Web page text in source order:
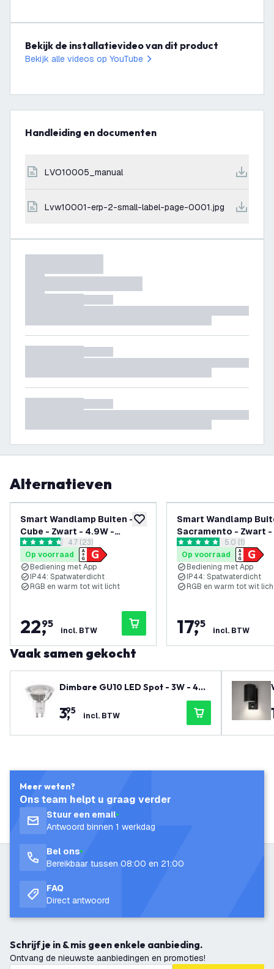
Bekijk de installatievideo van dit product
Bekijk alle videos op YouTube
Handleiding en documenten
LVO10005_manual
lvw10001-erp-2-small-label-page-0001.jpg
Alternatieven
toevoegen aan verlanglijst
Smart Wandlamp Buiten -
Cube - Zwart - 4.9W -
RGB+CCTreviews drawer openen
4.7 score sterren4.7 (23)
Op voorraad
Bediening met App
IP44: Spatwaterdicht
RGB en warm tot wit licht
22,
95
incl. BTW
Smart Wandlamp
Sacramento - Zwart -
- RGB+CCTreviews
5 score sterren5.0 (1)
Op voorraad
Bediening met App
IP44: Spatwaterdicht
RGB en warm tot wit
17,
95
incl. BTW
Vaak samen gekocht
Dimbare GU10 LED Spot - 3W - 400
3,
95 incl. BTW
Meer weten?
Ons team helpt u graag verder
Stuur een email
Antwoord binnen 1 werkdag
Bel ons
Bereikbaar tussen 08:00 en 21:00
FAQ
Direct antwoord
Schrijf je in & mis geen enkele aanbieding.
Ontvang de nieuwste aanbiedingen en promoties!